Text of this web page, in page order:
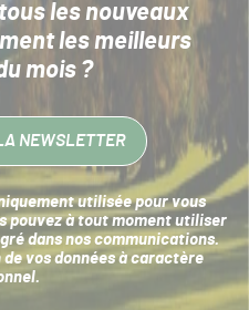
les nouveaux
les meilleurs
mois ?
NEWSLETTER
utilisée pour vous
pouvez à tout moment utiliser
dans nos communications.
vos données à caractère
.